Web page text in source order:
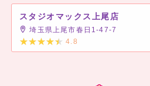
スタジオマックス上尾店
埼玉県上尾市春日1-47-7
4.8